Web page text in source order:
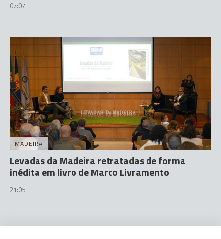
07:07
MADEIRA
Levadas da Madeira retratadas de forma
inédita em livro de Marco Livramento
21:05